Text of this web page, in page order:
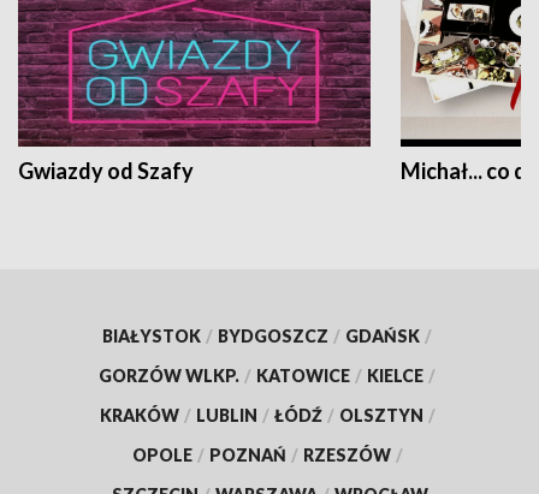
Gwiazdy od Szafy Michał... co
BIAŁYSTOK / BYDGOSZCZ / GDAŃSK /
GORZÓW WLKP. / KATOWICE / KIELCE /
KRAKÓW / LUBLIN / ŁÓDŹ / OLSZTYN /
OPOLE / POZNAŃ / RZESZÓW /